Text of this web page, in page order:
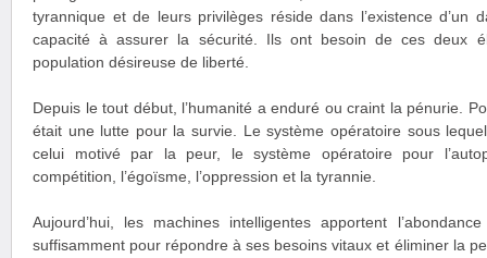
tyrannique et de leurs privilèges réside dans l’existence d’un
capacité à assurer la sécurité. Ils ont besoin de ces deux
population désireuse de liberté.
Depuis le tout début, l’humanité a enduré ou craint la pénurie.
était une lutte pour la survie. Le système opératoire sous
celui motivé par la peur, le système opératoire pour
compétition, l’égoïsme, l’oppression et la tyrannie.
Aujourd’hui, les machines intelligentes apportent
suffisamment pour répondre à ses besoins vitaux et éliminer la